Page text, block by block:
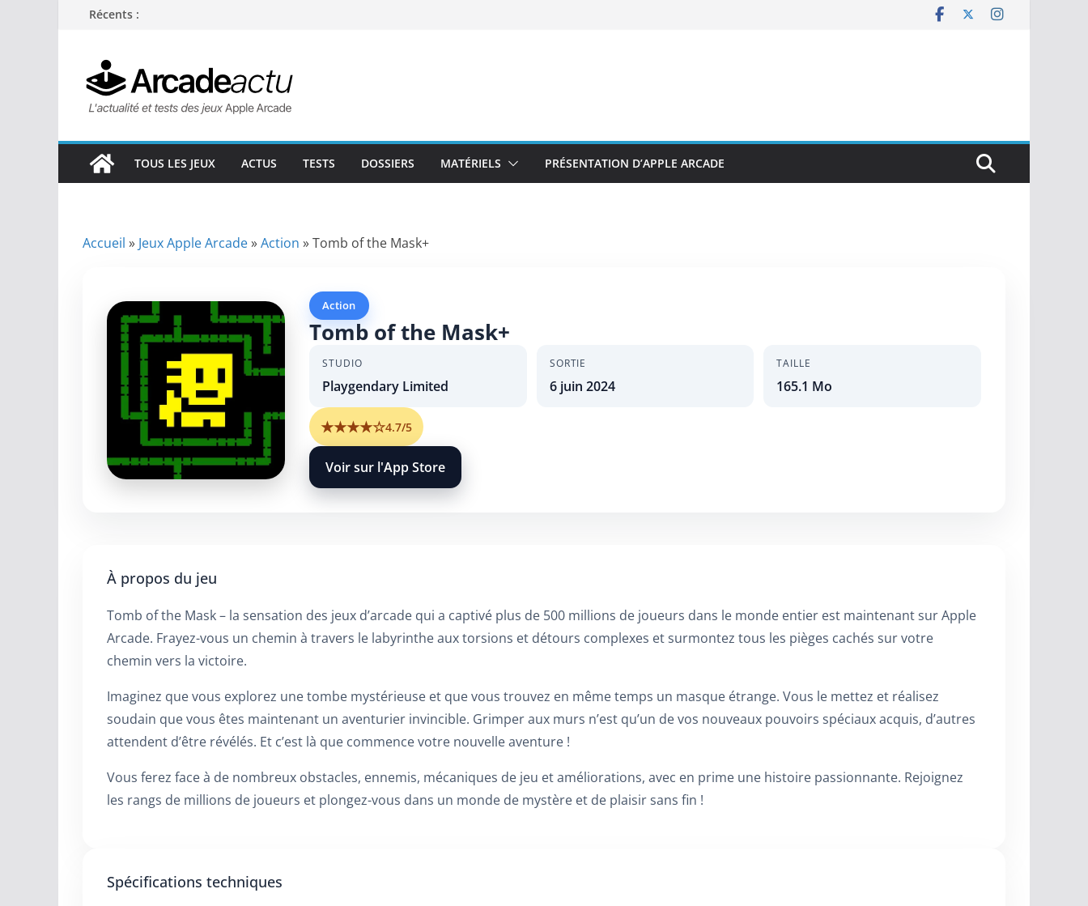
Passer
contenu
Récents :
TOUS LES JEUX ACTUS TESTS DOSSIERS MATÉRIELS PRÉSENTATION D’APPLE ARCADE
Accueil » Jeux Apple Arcade»Action »Tomb of the Mask+
Action
Tomb of the Mask+
STUDIO
Playgendary Limited
SORTIE
6 juin 2024
TAILLE
165.1 Mo
★★★★☆4.7/5
Voir sur l'App Store
À propos du jeu
Tomb of the Mask – la sensation des jeux d’arcade qui a captivé plus de 500 millions de joueurs dans le monde entier est maintenant sur Apple
Arcade. Frayez-vous un chemin à travers le labyrinthe aux torsions et détours complexes et surmontez tous les pièges cachés sur votre
chemin vers la victoire.
Imaginez que vous explorez une tombe mystérieuse et que vous trouvez en même temps un masque étrange. Vous le mettez et réalisez
soudain que vous êtes maintenant un aventurier invincible. Grimper aux murs n’est qu’un de vos nouveaux pouvoirs spéciaux acquis, d’autres
attendent d’être révélés. Et c’est là que commence votre nouvelle aventure !
Vous ferez face à de nombreux obstacles, ennemis, mécaniques de jeu et améliorations, avec en prime une histoire passionnante. Rejoignez
les rangs de millions de joueurs et plongez-vous dans un monde de mystère et de plaisir sans fin !
Spécifications techniques